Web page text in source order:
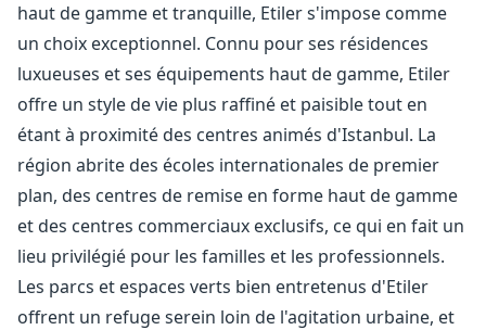
haut de gamme et tranquille, Etiler s'impose comme
un choix exceptionnel. Connu pour ses résidences
luxueuses et ses équipements haut de gamme, Etiler
offre un style de vie plus raffiné et paisible tout en
étant à proximité des centres animés d'Istanbul. La
région abrite des écoles internationales de premier
plan, des centres de remise en forme haut de gamme
et des centres commerciaux exclusifs, ce qui en fait un
lieu privilégié pour les familles et les professionnels.
Les parcs et espaces verts bien entretenus d'Etiler
offrent un refuge serein loin de l'agitation urbaine, et